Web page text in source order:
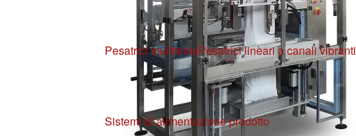
Pesatrici multitestaPesatrici lineari a canali vibranti
Sistemi di alimentazione prodotto